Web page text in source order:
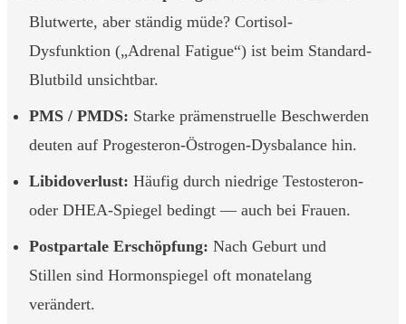
Blutwerte, aber ständig müde? Cortisol-
Dysfunktion („Adrenal Fatigue“) ist beim Standard-
Blutbild unsichtbar.
PMS / PMDS: Starke prämenstruelle Beschwerden
deuten auf Progesteron-Östrogen-Dysbalance hin.
Libidoverlust: Häufig durch niedrige Testosteron-
oder DHEA-Spiegel bedingt — auch bei Frauen.
Postpartale Erschöpfung: Nach Geburt und
Stillen sind Hormonspiegel oft monatelang
verändert.